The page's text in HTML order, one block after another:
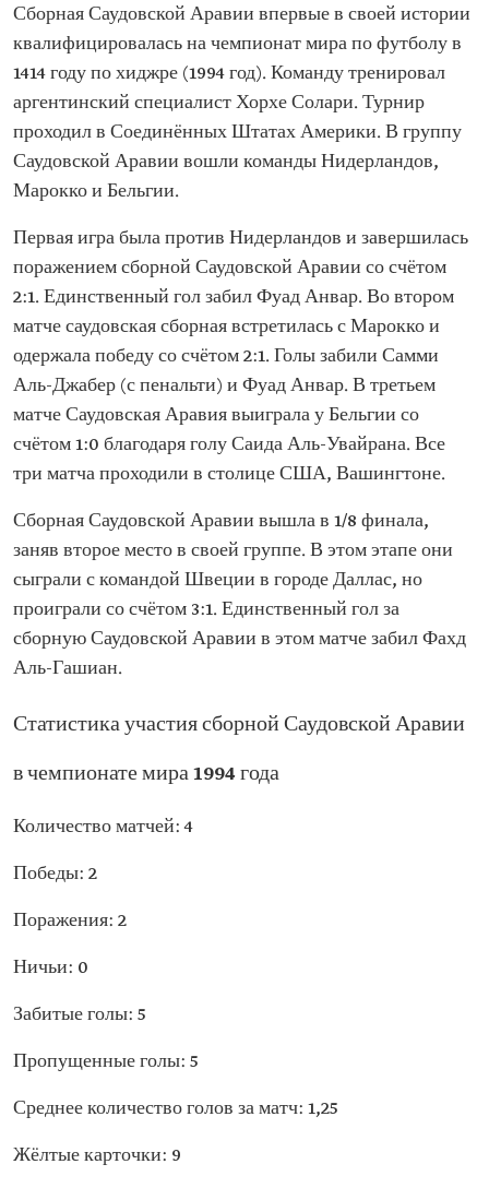
Сборная Саудовской Аравии впервые в своей истории
квалифицировалась на чемпионат мира по футболу в
1414 году по хиджре (1994 год). Команду тренировал
аргентинский специалист Хорхе Солари. Турнир
проходил в Соединённых Штатах Америки. В группу
Саудовской Аравии вошли команды Нидерландов,
Марокко и Бельгии.
Первая игра была против Нидерландов и завершилась
поражением сборной Саудовской Аравии со счётом
2:1. Единственный гол забил Фуад Анвар. Во втором
матче саудовская сборная встретилась с Марокко и
одержала победу со счётом 2:1. Голы забили Самми
Аль-Джабер (с пенальти) и Фуад Анвар. В третьем
матче Саудовская Аравия выиграла у Бельгии со
счётом 1:0 благодаря голу Саида Аль-Увайрана. Все
три матча проходили в столице США, Вашингтоне.
Сборная Саудовской Аравии вышла в 1/8 финала,
заняв второе место в своей группе. В этом этапе они
сыграли с командой Швеции в городе Даллас, но
проиграли со счётом 3:1. Единственный гол за
сборную Саудовской Аравии в этом матче забил Фахд
Аль-Гашиан.
Статистика участия сборной Саудовской Аравии
в чемпионате мира 1994 года
Количество матчей: 4
Победы: 2
Поражения: 2
Ничьи: 0
Забитые голы: 5
Пропущенные голы: 5
Среднее количество голов за матч: 1,25
Жёлтые карточки: 9